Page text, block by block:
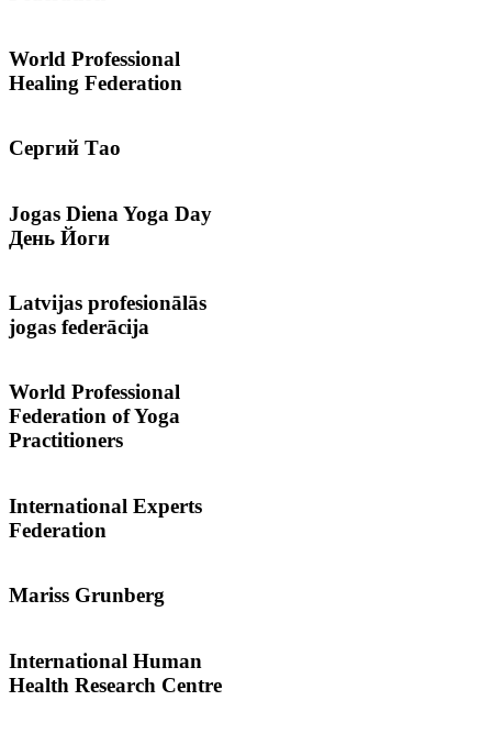
World Professional
Healing Federation
Сергий Тао
Jogas Diena Yoga Day
День Йоги
Latvijas profesionālās
jogas federācija
World Professional
Federation of Yoga
Practitioners
International Experts
Federation
Mariss Grunberg
International Human
Health Research Centre